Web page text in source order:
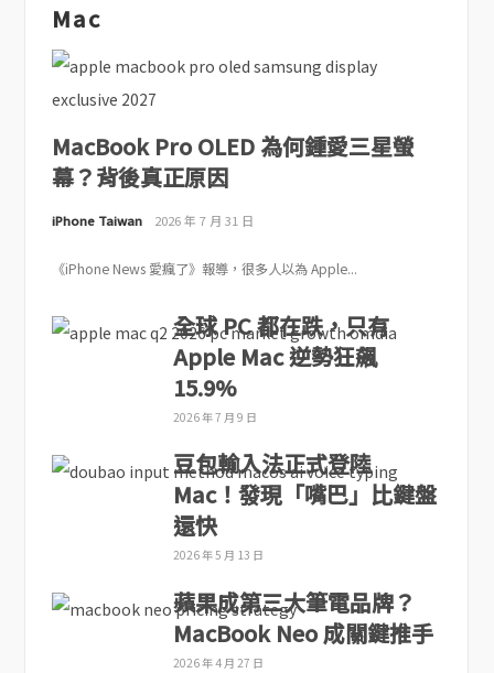
Mac
MacBook Pro OLED 為何鍾愛三星螢
幕？背後真正原因
iPhone Taiwan 2026 年 7 月 31 日
《iPhone News 愛瘋了》報導，很多人以為 Apple...
全球 PC 都在跌，只有
Apple Mac 逆勢狂飆
15.9%
2026 年 7 月 9 日
豆包輸入法正式登陸
Mac！發現「嘴巴」比鍵盤
還快
2026 年 5 月 13 日
蘋果成第三大筆電品牌？
MacBook Neo 成關鍵推手
2026 年 4 月 27 日